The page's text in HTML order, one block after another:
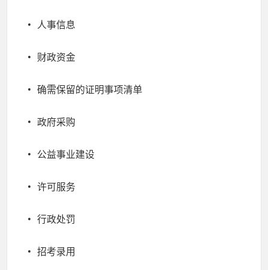
人事信息
财政资金
确需保留的证明事项清单
政府采购
公益事业建设
许可服务
行政处罚
招考录用